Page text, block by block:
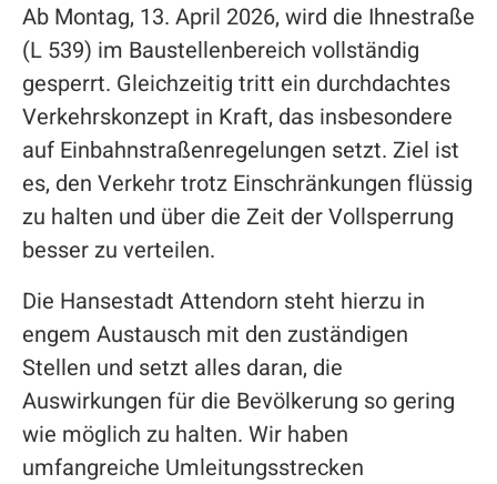
Ab Montag, 13. April 2026, wird die Ihnestraße
(L 539) im Baustellenbereich vollständig
gesperrt. Gleichzeitig tritt ein durchdachtes
Verkehrskonzept in Kraft, das insbesondere
auf Einbahnstraßenregelungen setzt. Ziel ist
es, den Verkehr trotz Einschränkungen flüssig
zu halten und über die Zeit der Vollsperrung
besser zu verteilen.
Die Hansestadt Attendorn steht hierzu in
engem Austausch mit den zuständigen
Stellen und setzt alles daran, die
Auswirkungen für die Bevölkerung so gering
wie möglich zu halten. Wir haben
umfangreiche Umleitungsstrecken